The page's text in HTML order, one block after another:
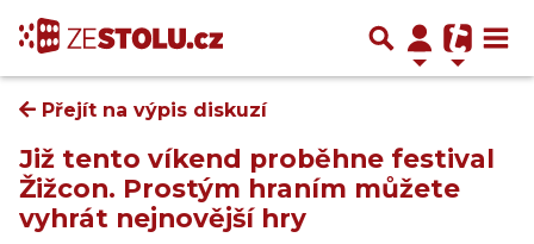
Přejít na výpis diskuzí
Již tento víkend proběhne festival
Žižcon. Prostým hraním můžete
vyhrát nejnovější hry